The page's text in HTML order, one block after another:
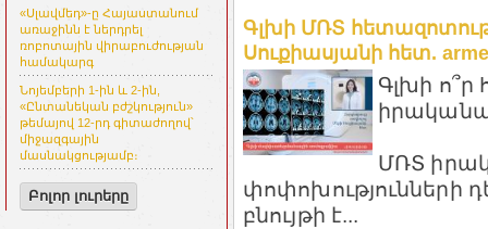
«Սլավմեդ»-ը Հայաստանում
առաջինն է ներդրել
ռոբոտային վիրաբուժության
համակարգ
Նոյեմբերի 1-ին և 2-ին,
«Ընտանեկան բժշկություն»
թեմայով 12-րդ գիտաժողով՝
միջազգային
մասնակցությամբ։
Բոլոր լուրերը
Գլխի ՄՌՏ
Սուքիասյանի հետ.
Գլխի ո՞ր
ՄՌՏ
փոփոխությունների
բնույթի է...